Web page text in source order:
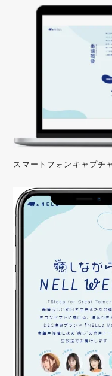
スマートフォンキャプチャ